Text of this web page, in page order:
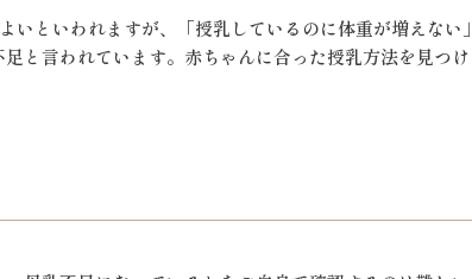
といわれますが、「授乳しているのに体重が増えない
と言われています。赤ちゃんに合った授乳方法を見つ